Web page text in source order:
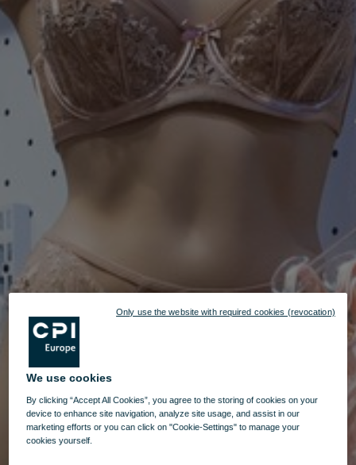
We use cookies
By clicking “Accept All Cookies”, you agree to the storing of cookies on your
device to enhance site navigation, analyze site usage, and assist in our
marketing efforts or you can click on "Cookie-Settings" to manage your
cookies yourself.
Only use the website with required cookies (revocation)